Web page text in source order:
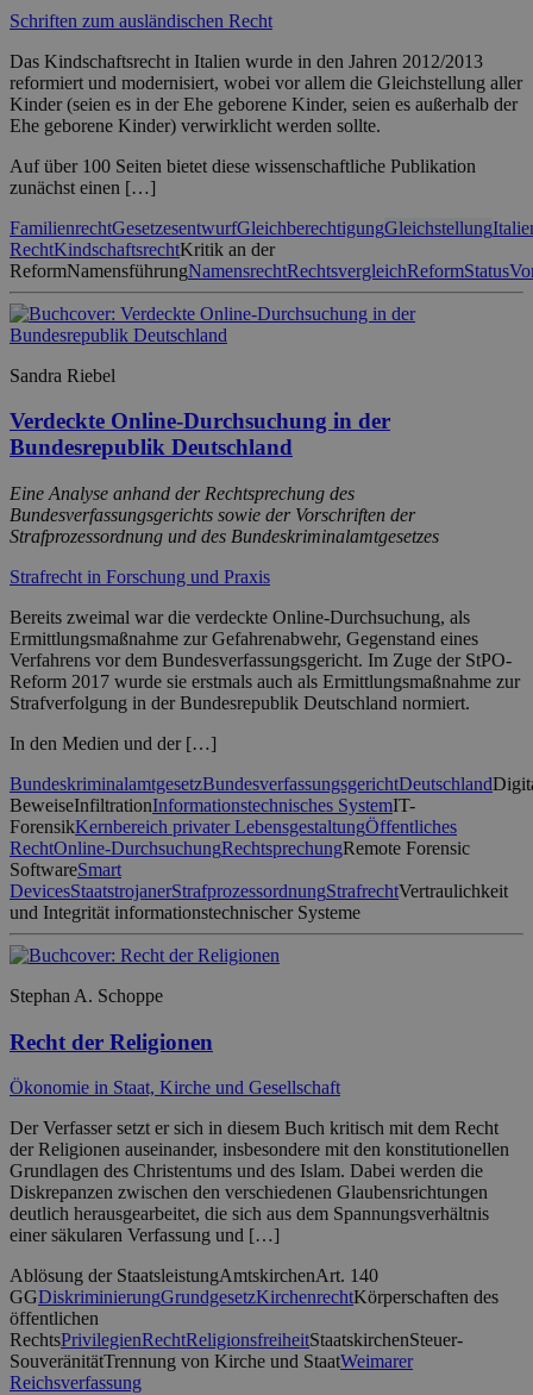
Schriften zum ausländischen Recht
Das Kindschaftsrecht in Italien wurde in den Jahren 2012/2013
reformiert und modernisiert, wobei vor allem die Gleichstellung aller
Kinder (seien es in der Ehe geborene Kinder, seien es außerhalb der
Ehe geborene Kinder) verwirklicht werden sollte.
Auf über 100 Seiten bietet diese wissenschaftliche Publikation
zunächst einen […]
FamilienrechtGesetzesentwurfGleichberechtigungGleichstellung
RechtKindschaftsrechtKritik an der
ReformNamensführungNamensrechtRechtsvergleichReformStatus
Sandra Riebel
Verdeckte Online-Durchsuchung in der
Bundesrepublik Deutschland
Eine Analyse anhand der Rechtsprechung des
Bundesverfassungsgerichts sowie der Vorschriften der
Strafprozessordnung und des Bundeskriminalamtgesetzes
Strafrecht in Forschung und Praxis
Bereits zweimal war die verdeckte Online-Durchsuchung, als
Ermittlungsmaßnahme zur Gefahrenabwehr, Gegenstand eines
Verfahrens vor dem Bundesverfassungsgericht. Im Zuge der StPO-
Reform 2017 wurde sie erstmals auch als Ermittlungsmaßnahme zur
Strafverfolgung in der Bundesrepublik Deutschland normiert.
In den Medien und der […]
BundeskriminalamtgesetzBundesverfassungsgerichtDeutschland
BeweiseInfiltrationInformationstechnisches SystemIT-
ForensikKernbereich privater LebensgestaltungÖffentliches
RechtOnline-DurchsuchungRechtsprechungRemote Forensic
SoftwareSmart
DevicesStaatstrojanerStrafprozessordnungStrafrechtVertraulichkeit
und Integrität informationstechnischer Systeme
Stephan A. Schoppe
Recht der Religionen
Ökonomie in Staat, Kirche und Gesellschaft
Der Verfasser setzt er sich in diesem Buch kritisch mit dem Recht
der Religionen auseinander, insbesondere mit den konstitutionellen
Grundlagen des Christentums und des Islam. Dabei werden die
Diskrepanzen zwischen den verschiedenen Glaubensrichtungen
deutlich herausgearbeitet, die sich aus dem Spannungsverhältnis
einer säkularen Verfassung und […]
Ablösung der StaatsleistungAmtskirchenArt. 140
GGDiskriminierungGrundgesetzKirchenrechtKörperschaften des
öffentlichen
RechtsPrivilegienRechtReligionsfreiheitStaatskirchenSteuer-
SouveränitätTrennung von Kirche und StaatWeimarer
Reichsverfassung